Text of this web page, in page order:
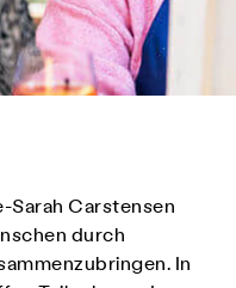
Sarah Carstensen
durch
In